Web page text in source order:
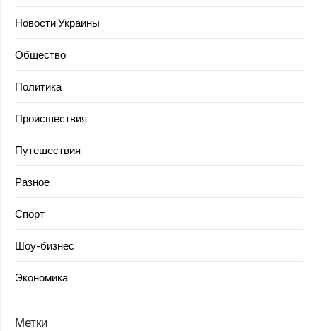
Новости Украины
Общество
Политика
Происшествия
Путешествия
Разное
Спорт
Шоу-бизнес
Экономика
Метки